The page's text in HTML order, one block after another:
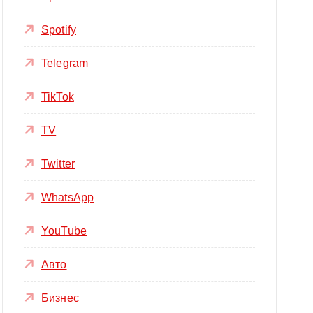
Spotify
Telegram
TikTok
TV
Twitter
WhatsApp
YouTube
Авто
Бизнес